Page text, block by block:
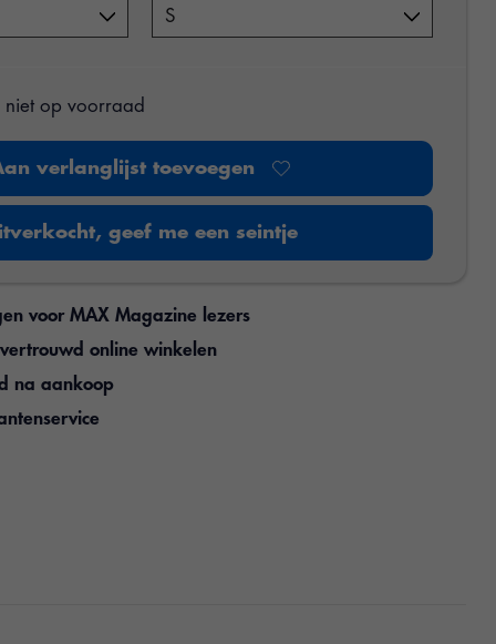
niet op voorraad
verlanglijst toevoegen
geef me een seintje
voor MAX Magazine lezers
online winkelen
na aankoop